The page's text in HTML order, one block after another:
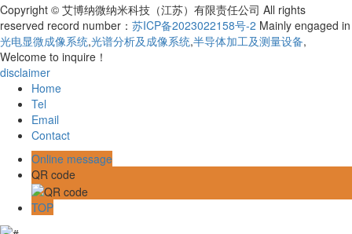
Copyright © 艾博纳微纳米科技（江苏）有限责任公司 All rights
reserved record number： 苏ICP备2023022158号-2 Mainly engaged in
光电显微成像系统,光谱分析及成像系统,半导体加工及测量设备,
Welcome to inquire！
disclaimer
Home
Tel
Email
Contact
Online message
QR code
TOP